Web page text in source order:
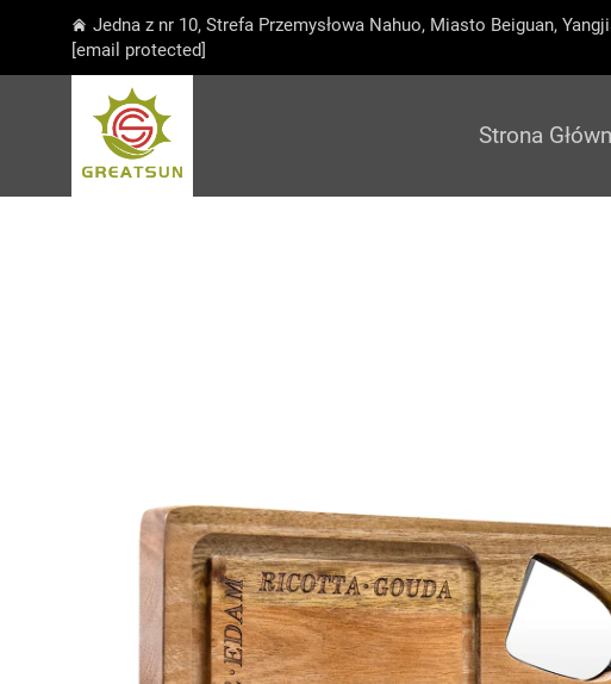
Jedna z nr 10, Strefa Przemysłowa Nahuo, Miasto Beiguan,
[email protected]
Strona